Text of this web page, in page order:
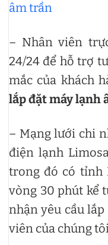
âm trần
– Nhân viên
24/24 để hỗ trợ
mắc của khách
lắp đặt máy lạnh
– Mạng lưới chi
điện lạnh
trong đó có tỉnh
vòng 30 phút kể
nhận yêu cầu
viên của chúng